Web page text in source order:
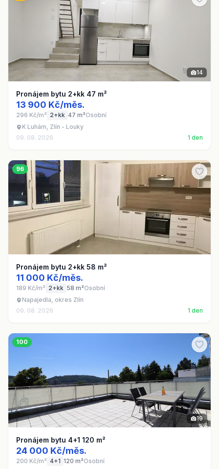
14
Pronájem bytu 2+kk 47 m²
13 900 Kč/měs.
296 Kč/m² 2+kk 47 m²Osobní
K Luhám, Zlín - Louky
09. 08. 2026
1 den
96
Pronájem bytu 2+kk 58 m²
11 000 Kč/měs.
189 Kč/m² 2+kk 58 m²Osobní
Napajedla, okres Zlín
09. 08. 2026
1 den
100
19
Pronájem bytu 4+1 120 m²
24 000 Kč/měs.
200 Kč/m² 4+1 120 m²Osobní